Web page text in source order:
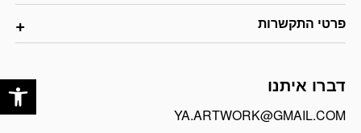
פרטי התקשרות
דברו איתנו
YA.ARTWORK@GMAIL.COM